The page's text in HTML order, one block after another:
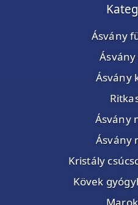
Ásvány
Ásvány
Ásvány
Ásvány
Kristály
Kövek